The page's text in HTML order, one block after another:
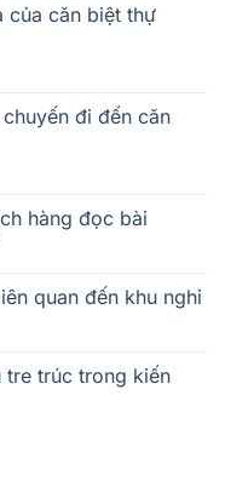
của căn biệt thự
đi đến căn
hàng đọc bài
quan đến khu nghỉ
tre trúc trong kiến